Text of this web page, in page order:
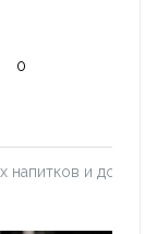
напитков и
0